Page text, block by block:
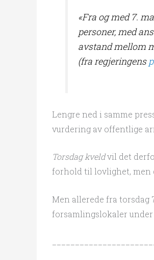
«Fra og med 7.
personer, med
avstand mellom
(fra regjeringens
Lengre ned i samme
vurdering av offentlige
Torsdag kveldvil det
forhold til lovlighet, men
Men allerede fra torsdag
forsamlingslokaler